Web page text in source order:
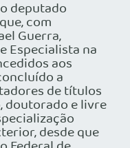
deputado
com
Guerra,
Especialista na
aos
a
de títulos
doutorado e livre
desde que